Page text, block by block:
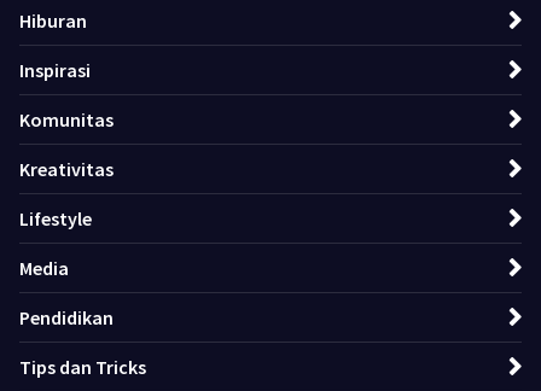
Hiburan
Inspirasi
Komunitas
Kreativitas
Lifestyle
Media
Pendidikan
Tips dan Tricks